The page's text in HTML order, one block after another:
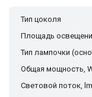
Тип цоколя
Площадь
Тип лампочки
Общая мощность,
Световой поток, lm